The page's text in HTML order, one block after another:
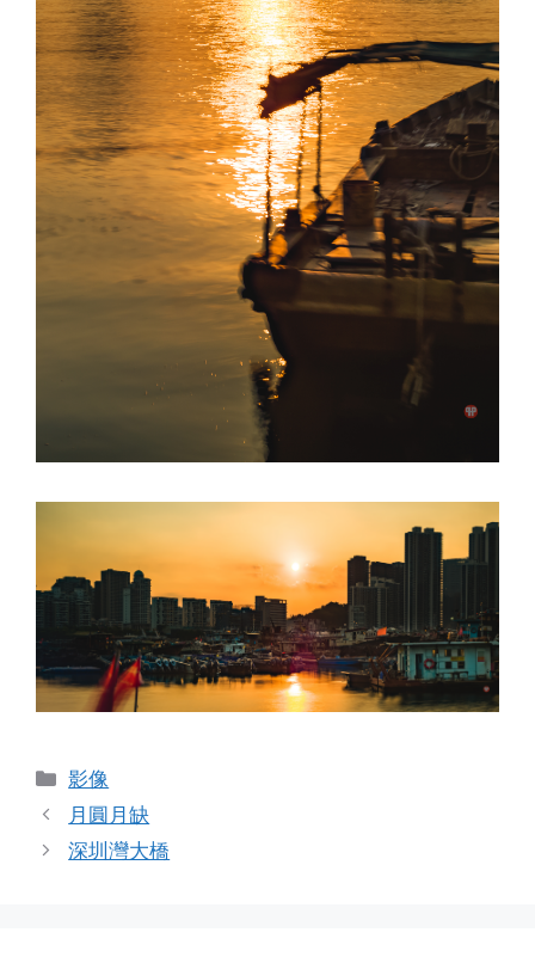
分
类
影像
月圓月缺
深圳灣大橋